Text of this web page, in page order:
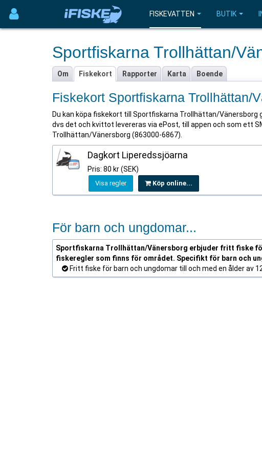
FISKEVATTEN BUTIK
Sportfiskarna Trollhättan/
Om Fiskekort Rapporter Karta Boende
Fiskekort Sportfiskarna Trollhättan/
Du kan köpa fiskekort till Sportfiskarna Trollhättan/Vänersborg
dvs det och kvittot levereras via ePost, till appen och som ett
Trollhättan/Vänersborg (863000-6867).
Dagkort Liperedssjöarna
Pris: 80 kr (SEK)
Visa regler Köp online...
För barn och ungdomar...
Sportfiskarna Trollhättan/Vänersborg erbjuder fritt fiske
fiskeregler som finns för området. Specifikt för barn och
Fritt fiske för barn och ungdomar till och med en ålder av